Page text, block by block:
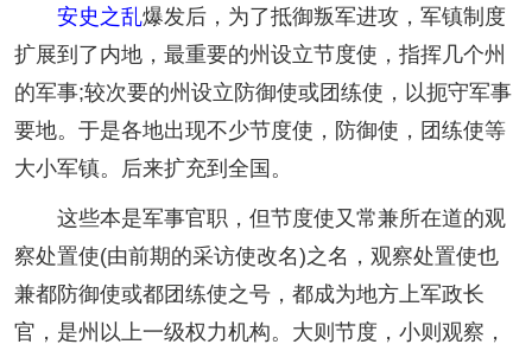
安史之乱爆发后，为了抵御叛军进攻，军镇制度
扩展到了内地，最重要的州设立节度使，指挥几个州
的军事;较次要的州设立防御使或团练使，以扼守军事
要地。于是各地出现不少节度使，防御使，团练使等
大小军镇。后来扩充到全国。
这些本是军事官职，但节度使又常兼所在道的观
察处置使(由前期的采访使改名)之名，观察处置使也
兼都防御使或都团练使之号，都成为地方上军政长
官，是州以上一级权力机构。大则节度，小则观察，